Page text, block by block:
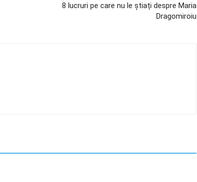
8 lucruri pe care nu le știați despre Maria
Dragomiroiu